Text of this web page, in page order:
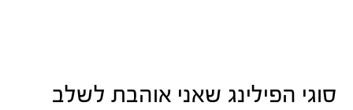
סוגי הפילינג שאני אוהבת לשלב